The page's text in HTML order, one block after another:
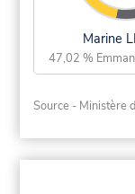
Marine
47,02 %
Source - Ministère